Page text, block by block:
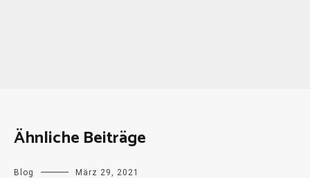
Ähnliche Beiträge
Blog März 29, 2021